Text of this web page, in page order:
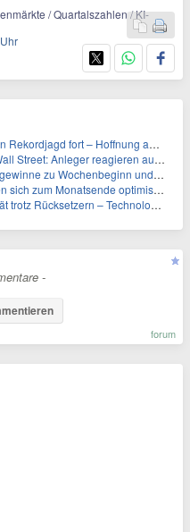
/ Quartalszahlen / KI-
– Hoffnung auf Lösung im Iran-Konflikt stützt Märkte
reagieren auf Zinssorgen und Gewinnmitnahmen
und die Herausforderungen der Tech-Werte
optimistisch trotz gemischter Unternehmenszahlen
– Technologieaktien im Aufwind
-
forum